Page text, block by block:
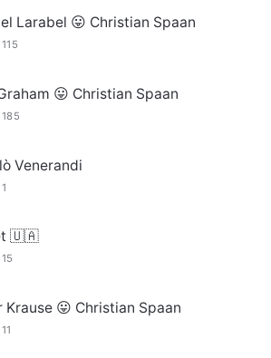
Larabel 😛 Christian Spaan
😛 Christian Spaan
Venerandi
🇺🇦
Krause 😛 Christian Spaan